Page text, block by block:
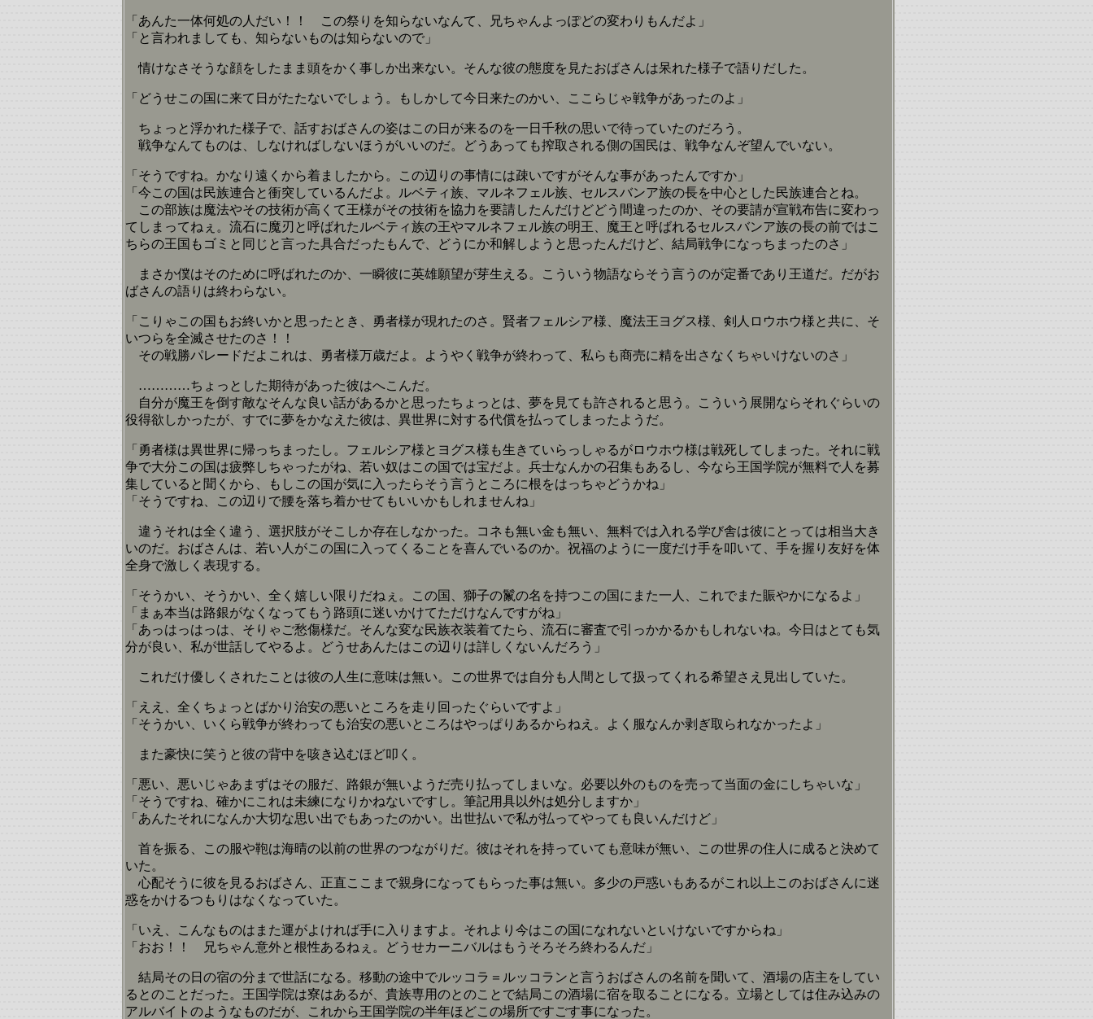
「あんた一体何処の人だい！！ この祭りを知らないなんて、兄ちゃんよっぽどの変わりもんだよ」
「と言われましても、知らないものは知らないので」
情けなさそうな顔をしたまま頭をかく事しか出来ない。そんな彼の態度を見たおばさんは呆れた様子で語りだした。
「どうせこの国に来て日がたたないでしょう。もしかして今日来たのかい、ここらじゃ戦争があったのよ」
ちょっと浮かれた様子で、話すおばさんの姿はこの日が来るのを一日千秋の思いで待っていたのだろう。
戦争なんてものは、しなければしないほうがいいのだ。どうあっても搾取される側の国民は、戦争なんぞ望んでいない。
「そうですね。かなり遠くから着ましたから。この辺りの事情には疎いですがそんな事があったんですか」
「今この国は民族連合と衝突しているんだよ。ルベティ族、マルネフェル族、セルスバンア族の長を中心とした民族連合とね。
この部族は魔法やその技術が高くて王様がその技術を協力を要請したんだけどどう間違ったのか、その要請が宣戦布告に変わっ
てしまってねぇ。流石に魔刃と呼ばれたルベティ族の王やマルネフェル族の明王、魔王と呼ばれるセルスバンア族の長の前ではこ
ちらの王国もゴミと同じと言った具合だったもんで、どうにか和解しようと思ったんだけど、結局戦争になっちまったのさ」
まさか僕はそのために呼ばれたのか、一瞬彼に英雄願望が芽生える。こういう物語ならそう言うのが定番であり王道だ。だがお
ばさんの語りは終わらない。
「こりゃこの国もお終いかと思ったとき、勇者様が現れたのさ。賢者フェルシア様、魔法王ヨグス様、剣人ロウホウ様と共に、そ
いつらを全滅させたのさ！！
その戦勝パレードだよこれは、勇者様万歳だよ。ようやく戦争が終わって、私らも商売に精を出さなくちゃいけないのさ」
…………ちょっとした期待があった彼はへこんだ。
自分が魔王を倒す敵なそんな良い話があるかと思ったちょっとは、夢を見ても許されると思う。こういう展開ならそれぐらいの
役得欲しかったが、すでに夢をかなえた彼は、異世界に対する代償を払ってしまったようだ。
「勇者様は異世界に帰っちまったし。フェルシア様とヨグス様も生きていらっしゃるがロウホウ様は戦死してしまった。それに戦
争で大分この国は疲弊しちゃったがね、若い奴はこの国では宝だよ。兵士なんかの召集もあるし、今なら王国学院が無料で人を募
集していると聞くから、もしこの国が気に入ったらそう言うところに根をはっちゃどうかね」
「そうですね、この辺りで腰を落ち着かせてもいいかもしれませんね」
違うそれは全く違う、選択肢がそこしか存在しなかった。コネも無い金も無い、無料では入れる学び舎は彼にとっては相当大き
いのだ。おばさんは、若い人がこの国に入ってくることを喜んでいるのか。祝福のように一度だけ手を叩いて、手を握り友好を体
全身で激しく表現する。
「そうかい、そうかい、全く嬉しい限りだねぇ。この国、獅子の鬣の名を持つこの国にまた一人、これでまた賑やかになるよ」
「まぁ本当は路銀がなくなってもう路頭に迷いかけてただけなんですがね」
「あっはっはっは、そりゃご愁傷様だ。そんな変な民族衣装着てたら、流石に審査で引っかかるかもしれないね。今日はとても気
分が良い、私が世話してやるよ。どうせあんたはこの辺りは詳しくないんだろう」
これだけ優しくされたことは彼の人生に意味は無い。この世界では自分も人間として扱ってくれる希望さえ見出していた。
「ええ、全くちょっとばかり治安の悪いところを走り回ったぐらいですよ」
「そうかい、いくら戦争が終わっても治安の悪いところはやっぱりあるからねえ。よく服なんか剥ぎ取られなかったよ」
また豪快に笑うと彼の背中を咳き込むほど叩く。
「悪い、悪いじゃあまずはその服だ、路銀が無いようだ売り払ってしまいな。必要以外のものを売って当面の金にしちゃいな」
「そうですね、確かにこれは未練になりかねないですし。筆記用具以外は処分しますか」
「あんたそれになんか大切な思い出でもあったのかい。出世払いで私が払ってやっても良いんだけど」
首を振る、この服や鞄は海晴の以前の世界のつながりだ。彼はそれを持っていても意味が無い、この世界の住人に成ると決めて
いた。
心配そうに彼を見るおばさん、正直ここまで親身になってもらった事は無い。多少の戸惑いもあるがこれ以上このおばさんに迷
惑をかけるつもりはなくなっていた。
「いえ、こんなものはまた運がよければ手に入りますよ。それより今はこの国になれないといけないですからね」
「おお！！ 兄ちゃん意外と根性あるねぇ。どうせカーニバルはもうそろそろ終わるんだ」
結局その日の宿の分まで世話になる。移動の途中でルッコラ＝ルッコランと言うおばさんの名前を聞いて、酒場の店主をしてい
るとのことだった。王国学院は寮はあるが、貴族専用のとのことで結局この酒場に宿を取ることになる。立場としては住み込みの
アルバイトのようなものだが、これから王国学院の半年ほどこの場所ですごす事になった。